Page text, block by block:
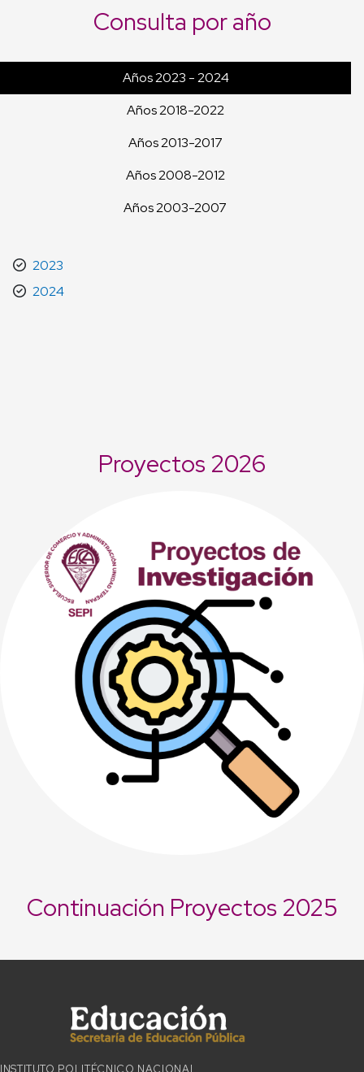
Consulta por año
Años 2023 - 2024
Años 2018-2022
Años 2013-2017
Años 2008-2012
Años 2003-2007
2023
2024
Proyectos 2026
Continuación Proyectos 2025
INSTITUTO POLITÉCNICO NACIONAL